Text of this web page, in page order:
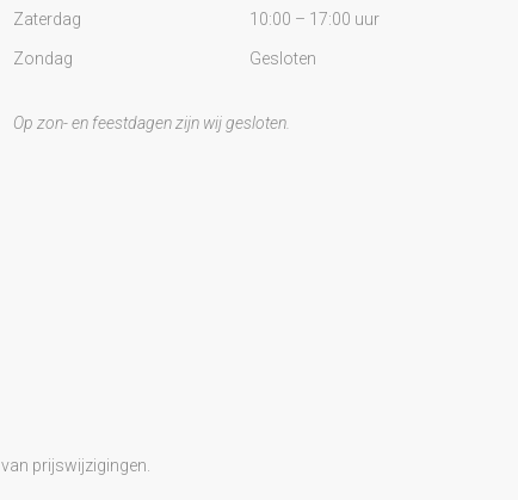
Zaterdag 10:00 – 17:00 uur
Zondag Gesloten
Op zon- en feestdagen zijn wij gesloten.
prijswijzigingen.